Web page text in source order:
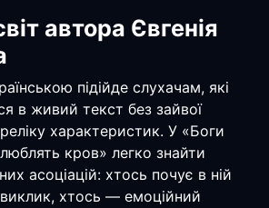
автора Євгенія
підійде слухачам, які
в живий текст без зайвої
характеристик. У «Боги
кров» легко знайти
асоціацій: хтось почує в ній
виклик, хтось — емоційний